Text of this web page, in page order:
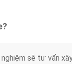
sẽ tư vấn